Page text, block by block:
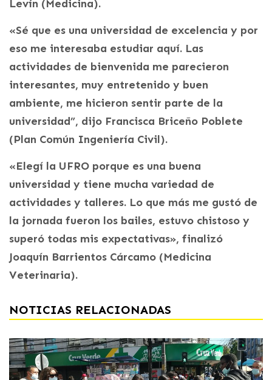
Levín (Medicina).
«Sé que es una universidad de excelencia y por
eso me interesaba estudiar aquí. Las
actividades de bienvenida me parecieron
interesantes, muy entretenido y buen
ambiente, me hicieron sentir parte de la
universidad”, dijo Francisca Briceño Poblete
(Plan Común Ingeniería Civil).
«Elegí la UFRO porque es una buena
universidad y tiene mucha variedad de
actividades y talleres. Lo que más me gustó de
la jornada fueron los bailes, estuvo chistoso y
superó todas mis expectativas», finalizó
Joaquín Barrientos Cárcamo (Medicina
Veterinaria).
NOTICIAS RELACIONADAS